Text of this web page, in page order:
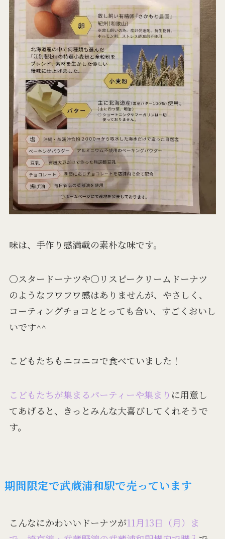
味は、手作り感満載の素朴な味です。
〇スタードーナツや〇リスピークリームドーナツ
のようなフワフワ感はありませんが、やさしく、
コーティングチョコととっても合い、すごくおいし
いです^^
こどもたちもニコニコで食べていました！
こどもたちが集まるパーティーや集まり に用意し
てあげると、きっとみんな大喜びしてくれそうで
す。
期間限定で武蔵浦和駅で売っています
こんなにかわいいドーナツが11月13日（月）ま